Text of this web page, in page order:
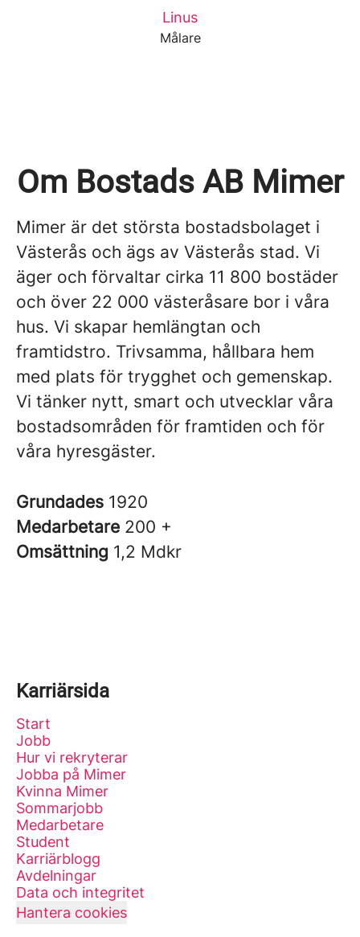
Linus
Målare
Om Bostads AB Mimer
Mimer är det största bostadsbolaget i
Västerås och ägs av Västerås stad. Vi
äger och förvaltar cirka 11 800 bostäder
och över 22 000 västeråsare bor i våra
hus. Vi skapar hemlängtan och
framtidstro. Trivsamma, hållbara hem
med plats för trygghet och gemenskap.
Vi tänker nytt, smart och utvecklar våra
bostadsområden för framtiden och för
våra hyresgäster.
Grundades 1920
Medarbetare 200 +
Omsättning 1,2 Mdkr
Karriärsida
Start
Jobb
Hur vi rekryterar
Jobba på Mimer
Kvinna Mimer
Sommarjobb
Medarbetare
Student
Karriärblogg
Avdelningar
Data och integritet
Hantera cookies